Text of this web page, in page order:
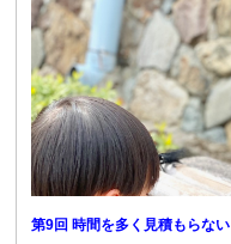
第9回 時間を多く見積もらない